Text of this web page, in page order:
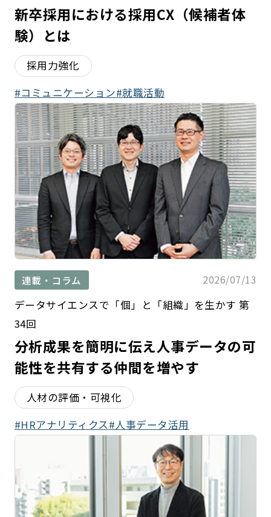
新卒採用における採用CX（候補者体
験）とは
採用力強化
コミュニケーション 就職活動
連載・コラム 2026/07/13
分析成果を簡明に伝え人事データの可
能性を共有する仲間を増やす
データサイエンスで「個」と「組織」を生かす 第
34回
人材の評価・可視化
HRアナリティクス 人事データ活用